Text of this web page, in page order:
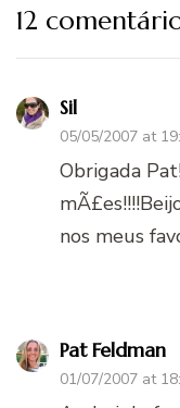
12
Sil
05/05/2007 at
Obrigada
nos meus
Pat Feldman
01/07/2007 at